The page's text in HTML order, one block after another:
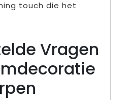
touch die het
Vragen